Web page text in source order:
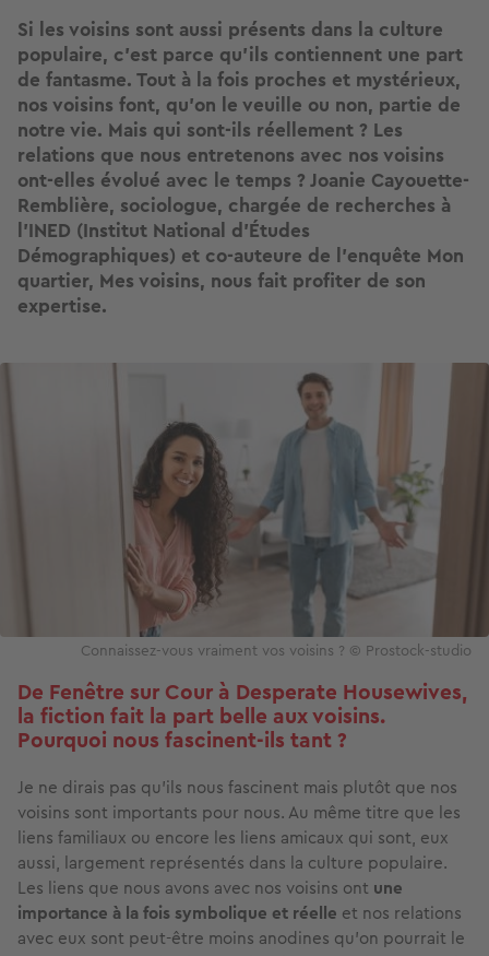
Si les voisins sont aussi présents dans la culture
populaire, c'est parce qu'ils contiennent une part
de fantasme. Tout à la fois proches et mystérieux,
nos voisins font, qu'on le veuille ou non, partie de
notre vie. Mais qui sont-ils réellement ? Les
relations que nous entretenons avec nos voisins
ont-elles évolué avec le temps ? Joanie Cayouette-
Remblière, sociologue, chargée de recherches à
l’INED (Institut National d'Études
Démographiques) et co-auteure de l’enquête Mon
quartier, Mes voisins, nous fait profiter de son
expertise.
Image
Connaissez-vous vraiment vos voisins ? © Prostock-studio
De Fenêtre sur Cour à Desperate Housewives,
la fiction fait la part belle aux voisins.
Pourquoi nous fascinent-ils tant ?
Je ne dirais pas qu’ils nous fascinent mais plutôt que nos
voisins sont importants pour nous. Au même titre que les
liens familiaux ou encore les liens amicaux qui sont, eux
aussi, largement représentés dans la culture populaire.
Les liens que nous avons avec nos voisins ont une
importance à la fois symbolique et réelle et nos relations
avec eux sont peut-être moins anodines qu’on pourrait le